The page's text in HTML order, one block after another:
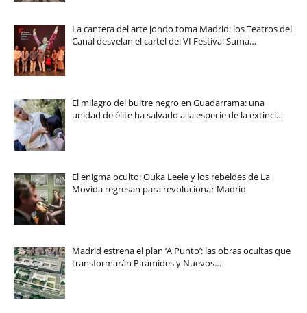
La cantera del arte jondo toma Madrid: los Teatros del
Canal desvelan el cartel del VI Festival Suma…
El milagro del buitre negro en Guadarrama: una
unidad de élite ha salvado a la especie de la extinci…
El enigma oculto: Ouka Leele y los rebeldes de La
Movida regresan para revolucionar Madrid
Madrid estrena el plan ‘A Punto’: las obras ocultas que
transformarán Pirámides y Nuevos…